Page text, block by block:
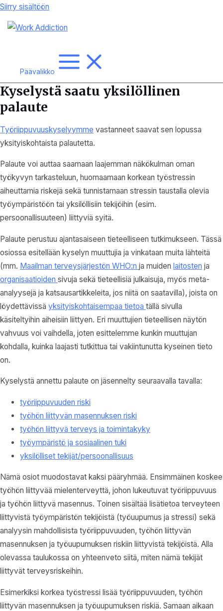
Siirry sisältöön
Päävalikko
Kyselystä saatu yksilöllinen
palaute
Työriippuvuuskyselyymme vastanneet saavat sen lopussa
yksityiskohtaista palautetta.
Palaute voi auttaa saamaan laajemman näkökulman oman
työkyvyn tarkasteluun, huomaamaan korkean työstressin
aiheuttamia riskejä sekä tunnistamaan stressin taustalla olevia
työympäristöön tai yksilöllisiin tekijöihin (esim.
persoonallisuuteen) liittyviä syitä.
Palaute perustuu ajantasaiseen tieteelliseen tutkimukseen. Tässä
osiossa esitellään kyselyn muuttujia ja vinkataan muita lähteitä
(mm. Maailman terveysjärjestön WHO:n ja muiden laitosten ja
organisaatioiden sivuja sekä tieteellisiä julkaisuja, myös meta-
analyysejä ja katsausartikkeleita, jos niitä on saatavilla), joista on
löydettävissä yksityiskohtaisempaa tietoa tällä sivulla
käsiteltyihin aiheisiin liittyen. Eri muuttujien tieteellisen näytön
vahvuus voi vaihdella, joten esittelemme kunkin muuttujan
kohdalla, kuinka laajasti tutkittua tai vakiintunutta kyseinen tieto
on.
Kyselystä annettu palaute on jäsennelty seuraavalla tavalla:
työriippuvuuden riski
työhön liittyvän masennuksen riski
työhön liittyvä terveys ja toimintakyky
työympäristö ja sosiaalinen tuki
yksilölliset tekijät/persoonallisuus
Nämä osiot muodostavat kaksi pääryhmää. Ensimmäinen koskee
työhön liittyvää mielenterveyttä, johon lukeutuvat työriippuvuus
ja työhön liittyvä masennus. Toinen sisältää lisätietoa terveyteen
liittyvistä työympäristön tekijöistä (työuupumus ja stressi) sekä
analyysin mahdollisista työriippuvuuden, työhön liittyvän
masennuksen ja työuupumuksen riskiin liittyvistä tekijöistä. Alla
olevassa taulukossa on yhteenveto siitä, miten nämä tekijät
liittyvät terveysriskeihin.
Esimerkiksi korkea työstressi lisää työriippuvuuden, työhön
liittyvän masennuksen ja työuupumuksen riskiä. Samaan aikaan